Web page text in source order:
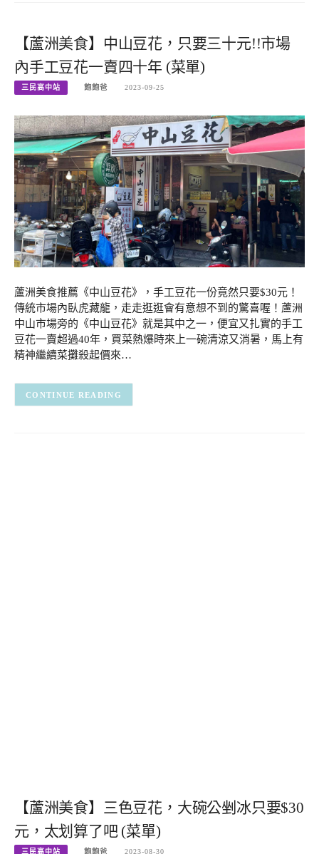
【蘆洲美食】中山豆花，只要三十元!!市場
內手工豆花一賣四十年 (菜單)
三民高中站 飽飽爸 2023-09-25
蘆洲美食推薦《中山豆花》，手工豆花一份竟然只要$30元！
傳統市場內臥虎藏龍，走走逛逛會有意想不到的驚喜喔！蘆洲
中山市場旁的《中山豆花》就是其中之一，便宜又扎實的手工
豆花一賣超過40年，買菜熱爆時來上一碗清涼又消暑，馬上有
精神繼續菜攤殺起價來…
CONTINUE READING
【蘆洲美食】三色豆花，大碗公剉冰只要$30
元，太划算了吧 (菜單)
三民高中站 飽飽爸 2023-08-30